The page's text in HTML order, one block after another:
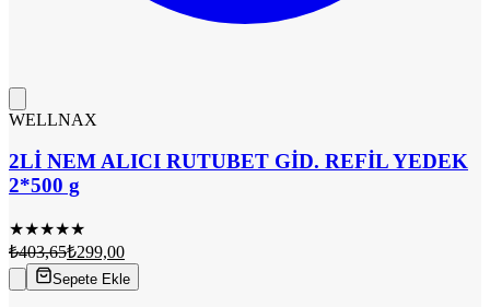
WELLNAX
2Lİ NEM ALICI RUTUBET GİD. REFİL YEDEK
2*500 g
★★★★★
₺403,65₺299,00
Sepete Ekle